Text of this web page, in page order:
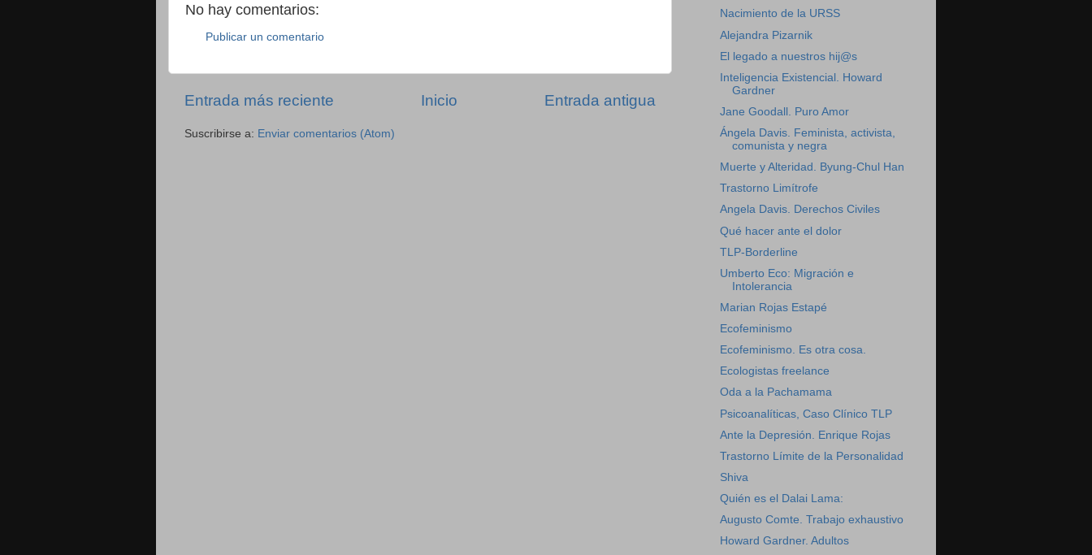
No hay comentarios:
Publicar un comentario
Entrada más reciente Entrada antigua
Inicio
Suscribirse a: Enviar comentarios (Atom)
Nacimiento de la URSS
Alejandra Pizarnik
El legado a nuestros hij@s
Inteligencia Existencial. Howard
Gardner
Jane Goodall. Puro Amor
Ángela Davis. Feminista, activista,
comunista y negra
Muerte y Alteridad. Byung-Chul Han
Trastorno Limítrofe
Angela Davis. Derechos Civiles
Qué hacer ante el dolor
TLP-Borderline
Umberto Eco: Migración e
Intolerancia
Marian Rojas Estapé
Ecofeminismo
Ecofeminismo. Es otra cosa.
Ecologistas freelance
Oda a la Pachamama
Psicoanalíticas, Caso Clínico TLP
Ante la Depresión. Enrique Rojas
Trastorno Límite de la Personalidad
Shiva
Quién es el Dalai Lama:
Augusto Comte. Trabajo exhaustivo
Howard Gardner. Adultos